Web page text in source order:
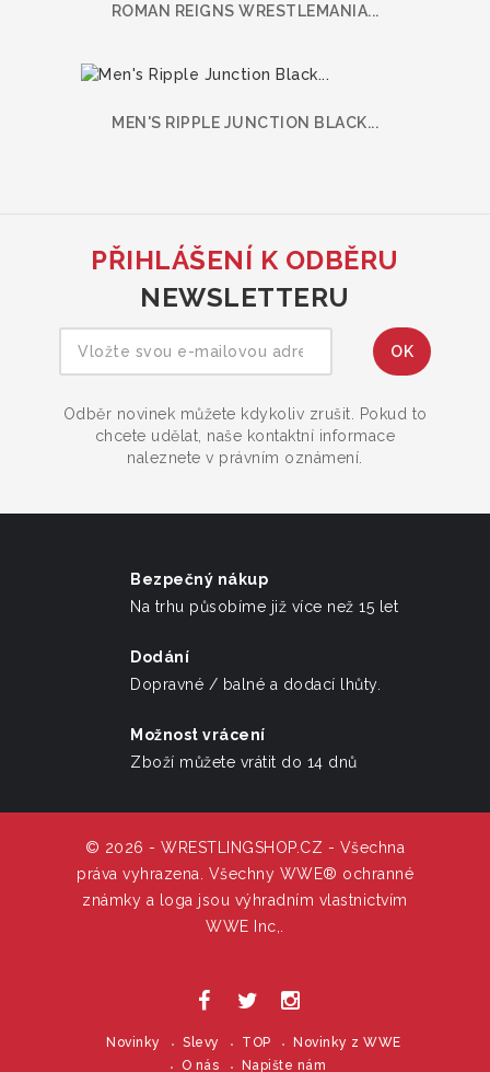
ROMAN REIGNS WRESTLEMANIA...
MEN'S RIPPLE JUNCTION BLACK...
PŘIHLÁŠENÍ K ODBĚRU
NEWSLETTERU
Odběr novinek můžete kdykoliv zrušit. Pokud to
chcete udělat, naše kontaktní informace
naleznete v právním oznámení.
Bezpečný nákup
Na trhu působíme již více než 15 let
Dodání
Dopravné / balné a dodací lhůty.
Možnost vrácení
Zboží můžete vrátit do 14 dnů
© 2026 - WRESTLINGSHOP.CZ - Všechna
práva vyhrazena. Všechny WWE® ochranné
známky a loga jsou výhradním vlastnictvím
WWE Inc,.
Novinky Slevy TOP
Novinky z WWE
O nás
Napište nám